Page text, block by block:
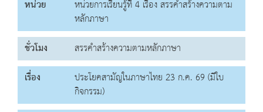
หน่วย
หน่วยการเรียนรู้ที่ 4 เรื่อง สรรคำสร้างความตาม
หลักภาษา
ชั่วโมง
สรรคำสร้างความตามหลักภาษา
เรื่อง
ประโยคสามัญในภาษาไทย 23 ก.ค. 69 (มีใบ
กิจกรรม)